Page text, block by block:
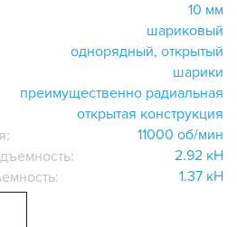
И ВТУЛКИ
СОЕДИНИТЕЛИ
КАБЕЛЕЙ,
10 мм
шариковый
однорядный, открытый
шарики
преимущественно радиальная
открытая конструкция
11000 об/мин
2.92 кН
1.37 кН